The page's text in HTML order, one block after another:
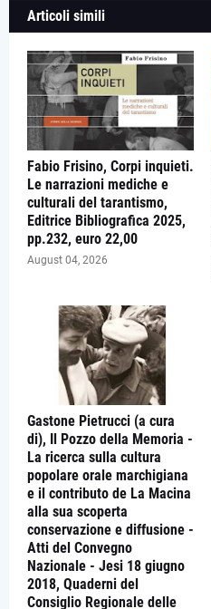
Articoli simili
Fabio Frisino, Corpi inquieti.
Le narrazioni mediche e
culturali del tarantismo,
Editrice Bibliografica 2025,
pp.232, euro 22,00
August 04, 2026
Gastone Pietrucci (a cura
di), Il Pozzo della Memoria -
La ricerca sulla cultura
popolare orale marchigiana
e il contributo de La Macina
alla sua scoperta
conservazione e diffusione -
Atti del Convegno
Nazionale - Jesi 18 giugno
2018, Quaderni del
Consiglio Regionale delle